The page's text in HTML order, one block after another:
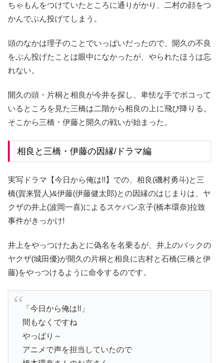
ちゃもんをつけていたところに通りがかり、二村の顔をつ
かんでぶん投げてしまう。
頭のなかは理子のことでいっぱいだったので、開久の不良
をぶん投げたことは眼中になかったが、やられたほうは忘
れない。
開久の頭・片桐と相良が今井を探し、卑怯な手でボコって
いるところを見た三橋は二階から相良の上に飛び降りる。
そこから三橋・伊藤と開久の戦いが始まった。
相良と三橋・伊藤の因縁/ドラマ編
実写ドラマ【今日から俺は!!】での、相良(磯村勇斗)と三
橋(賀来賢人)&伊藤(伊藤健太郎)との因縁のはじまりは、ヤ
クザの井上(波岡一喜)によるスケバン京子(橋本環奈)拉致
事件がきっかけ!
井上をやっつけたあとに偽名を名乗るが、井上のバックの
ヤクザ(城田優)が開久の片桐と相良に吉村と石橋(三橋と伊
藤)をやっつけるように命令するのです。
「今日から俺は!!」
間もなくですね
やっぱり～
アニメで声を担当していたので